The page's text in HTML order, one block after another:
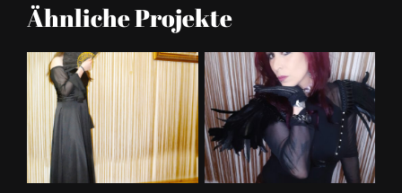
Ähnliche Projekte